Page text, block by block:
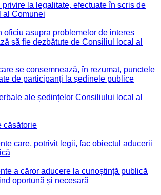
la legalitate, efectuate în scris de
al Comunei
oficiu asupra problemelor de interes
să fie dezbătute de Consiliul local al
se consemnează, în rezumat, punctele
de participanți la ședinele publice
ale ședințelor Consiliului local al
căsătorie
care, potrivit legii, fac obiectul aducerii
a căror aducere la cunoștință publică
oportună și necesară